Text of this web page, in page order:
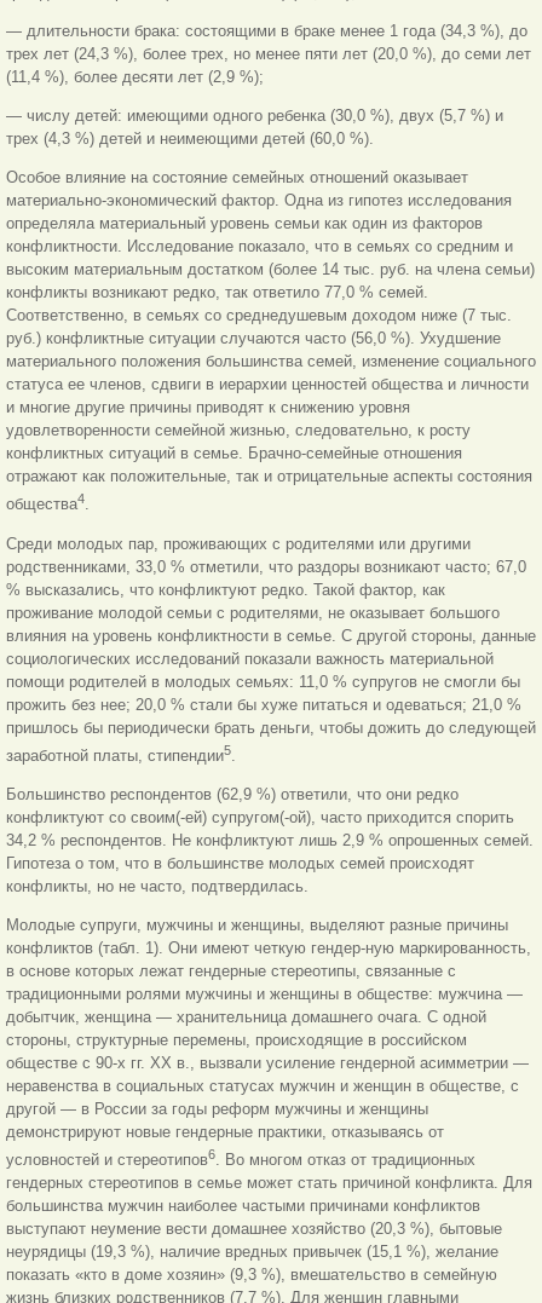
— длительности брака: состоящими в браке менее 1 года (34,3 %), до
трех лет (24,3 %), более трех, но менее пяти лет (20,0 %), до семи лет
(11,4 %), более десяти лет (2,9 %);
— числу детей: имеющими одного ребенка (30,0 %), двух (5,7 %) и
трех (4,3 %) детей и неимеющими детей (60,0 %).
Особое влияние на состояние семейных отношений оказывает
материально-экономический фактор. Одна из гипотез исследования
определяла материальный уровень семьи как один из факторов
конфликтности. Исследование показало, что в семьях со средним и
высоким материальным достатком (более 14 тыс. руб. на члена семьи)
конфликты возникают редко, так ответило 77,0 % семей.
Соответственно, в семьях со среднедушевым доходом ниже (7 тыс.
руб.) конфликтные ситуации случаются часто (56,0 %). Ухудшение
материального положения большинства семей, изменение социального
статуса ее членов, сдвиги в иерархии ценностей общества и личности
и многие другие причины приводят к снижению уровня
удовлетворенности семейной жизнью, следовательно, к росту
конфликтных ситуаций в семье. Брачно-семейные отношения
отражают как положительные, так и отрицательные аспекты состояния
общества4.
Среди молодых пар, проживающих с родителями или другими
родственниками, 33,0 % отметили, что раздоры возникают часто; 67,0
% высказались, что конфликтуют редко. Такой фактор, как
проживание молодой семьи с родителями, не оказывает большого
влияния на уровень конфликтности в семье. С другой стороны, данные
социологических исследований показали важность материальной
помощи родителей в молодых семьях: 11,0 % супругов не смогли бы
прожить без нее; 20,0 % стали бы хуже питаться и одеваться; 21,0 %
пришлось бы периодически брать деньги, чтобы дожить до следующей
заработной платы, стипендии5.
Большинство респондентов (62,9 %) ответили, что они редко
конфликтуют со своим(-ей) супругом(-ой), часто приходится спорить
34,2 % респондентов. Не конфликтуют лишь 2,9 % опрошенных семей.
Гипотеза о том, что в большинстве молодых семей происходят
конфликты, но не часто, подтвердилась.
Молодые супруги, мужчины и женщины, выделяют разные причины
конфликтов (табл. 1). Они имеют четкую гендер-ную маркированность,
в основе которых лежат гендерные стереотипы, связанные с
традиционными ролями мужчины и женщины в обществе: мужчина —
добытчик, женщина — хранительница домашнего очага. С одной
стороны, структурные перемены, происходящие в российском
обществе с 90-х гг. ХХ в., вызвали усиление гендерной асимметрии —
неравенства в социальных статусах мужчин и женщин в обществе, с
другой — в России за годы реформ мужчины и женщины
демонстрируют новые гендерные практики, отказываясь от
условностей и стереотипов6. Во многом отказ от традиционных
гендерных стереотипов в семье может стать причиной конфликта. Для
большинства мужчин наиболее частыми причинами конфликтов
выступают неумение вести домашнее хозяйство (20,3 %), бытовые
неурядицы (19,3 %), наличие вредных привычек (15,1 %), желание
показать «кто в доме хозяин» (9,3 %), вмешательство в семейную
жизнь близких родственников (7,7 %). Для женщин главными